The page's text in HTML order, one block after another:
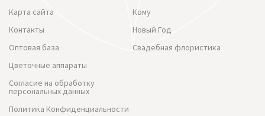
Карта сайта
Контакты
Оптовая база
Цветочные аппараты
Согласие на обработку
персональных данных
Политика Конфиденциальности
Кому
Новый Год
Свадебная флористика